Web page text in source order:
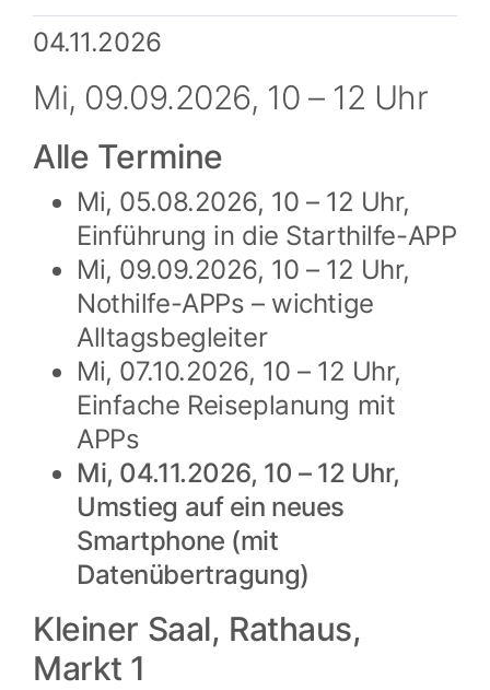
04.11.2026
Mi, 09.09.2026, 10 – 12 Uhr
Alle Termine
Mi, 05.08.2026, 10 – 12 Uhr,
Einführung in die Starthilfe-APP
Mi, 09.09.2026, 10 – 12 Uhr,
Nothilfe-APPs – wichtige
Alltagsbegleiter
Mi, 07.10.2026, 10 – 12 Uhr,
Einfache Reiseplanung mit
APPs
Mi, 04.11.2026, 10 – 12 Uhr,
Umstieg auf ein neues
Smartphone (mit
Datenübertragung)
Kleiner Saal, Rathaus,
Markt 1